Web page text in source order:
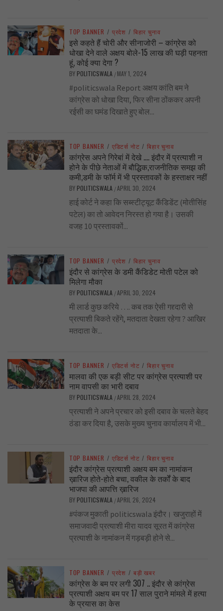
TOP BANNER / प्रदेश / बिहार चुनाव
इसे कहते हैं चोरी और सीनाजोरी – कांग्रेस को
धोखा देने वाले अक्षय बोले-15 लाख की घड़ी पहनता
हूं, कोई क्या देगा ?
BY POLITICSWALA / MAY 1, 2024
#politicswala Report अक्षय कांति बम ने
कांग्रेस को धोखा दिया, फिर सीना ठोंककर अपनी
रईसी का घमंड दिखाते हुए बोल...
TOP BANNER / एडिटर्स नोट / बिहार चुनाव
कांग्रेस अपने गिरेबां में देखे …. इंदौर में प्रत्याशी न
होने के पीछे नेताओं में बौद्धिक,राजनीतिक समझ की
कमी,डमी के फॉर्म में भी प्रस्तावकों के हस्ताक्षर नहीं
BY POLITICSWALA /APRIL 30, 2024
हाई कोर्ट ने कहा कि सब्स्टीट्यूट कैंडिडेंट (मोतीसिंह
पटेल) का तो आवेदन निरस्त हो गया है। उसकी
वजह 10 प्रस्तावकों...
TOP BANNER / प्रदेश / बिहार चुनाव
इंदौर से कांग्रेस के डमी कैंडिडेट मोती पटेल को
मिलेगा मौका
BY POLITICSWALA /APRIL 30, 2024
मी लार्ड कुछ करिये …. कब तक ऐसी गद्द्दारी से
प्रत्याशी बिकते रहेंगे, मतदाता देखता रहेगा ? आखिर
मतदाता के...
TOP BANNER / एडिटर्स नोट / बिहार चुनाव
मालवा की एक बड़ी सीट पर कांग्रेस प्रत्याशी पर
नाम वापसी का भारी दबाव
BY POLITICSWALA /APRIL 28, 2024
प्रत्याशी ने अपने प्रचार को इसी दबाव के चलते बेहद
ठंडा कर दिया है, उसके मुख्य चुनाव कार्यालय में भी...
TOP BANNER / एडिटर्स नोट / बिहार चुनाव
इंदौर कांग्रेस प्रत्याशी अक्षय बम का नामांकन
ख़ारिज होते-होते बचा, वकील के तर्कों के बाद
भाजपा की आपत्ति ख़ारिज
BY POLITICSWALA /APRIL 26, 2024
#पंकज मुकाती politicswala इंदौर। खजुराहों में
समाजवादी प्रत्याशी मीरा यादव सूरत में कांग्रेस
प्रत्याशी के नामांकन में गड़बड़ी होने से...
TOP BANNER / प्रदेश / बड़ी खबर
कांग्रेस के बम पर लगी 307 .. इंदौर से कांग्रेस
प्रत्याशी अक्षय बम पर 17 साल पुराने मांमले में हत्या
के प्रयास का केस